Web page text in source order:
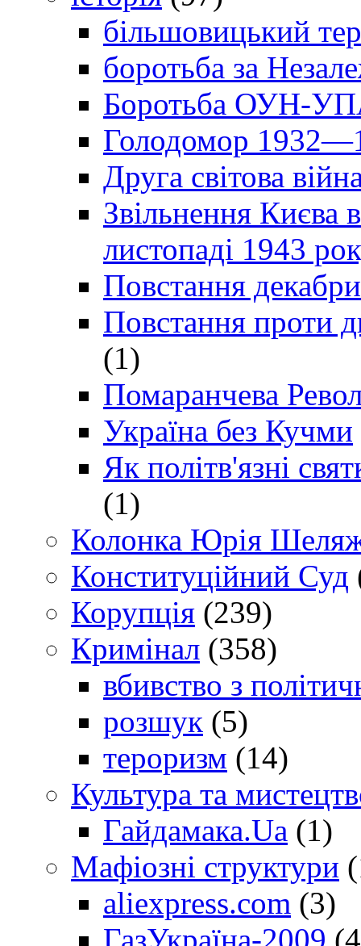
більшовицький
боротьба за
Боротьба ОУН-УПА
Голодомор
Друга світова
Звільнення Києва
листопаді 1943
Повстання
Повстання проти
(1)
Помаранчева
Україна без Кучми
Як політв'язні
(1)
Колонка Юрія
Конституційний Суд
Корупція (239)
Кримінал (358)
вбивство з
розшук (5)
тероризм (14)
Культура та
Гайдамака.Ua (1)
Мафіозні структури
aliexpress.com (3)
ГазУкраїна-2009